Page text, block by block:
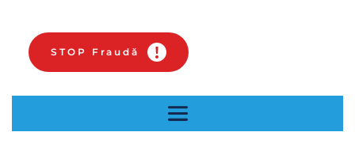
STOP Fraudă